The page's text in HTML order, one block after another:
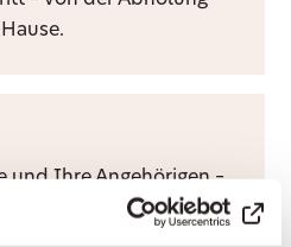
und Ihre Angehörigen –
oder aktive Sitzwache,